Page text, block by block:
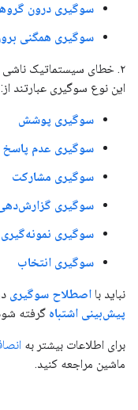
سوگیری درون
سوگیری همگنی
۲. خطای سیستماتیک
این نوع سوگیری عبارتند از:
سوگیری پوشش
سوگیری عدم پاسخ
سوگیری مشارکت
سوگیری
سوگیری نمونه‌گیری
سوگیری انتخاب
نباید با اصطلاح سوگیری
پیش‌بینی اشتباه گرفته
برای اطلاعات بیشتر به
ماشین مراجعه کنید.